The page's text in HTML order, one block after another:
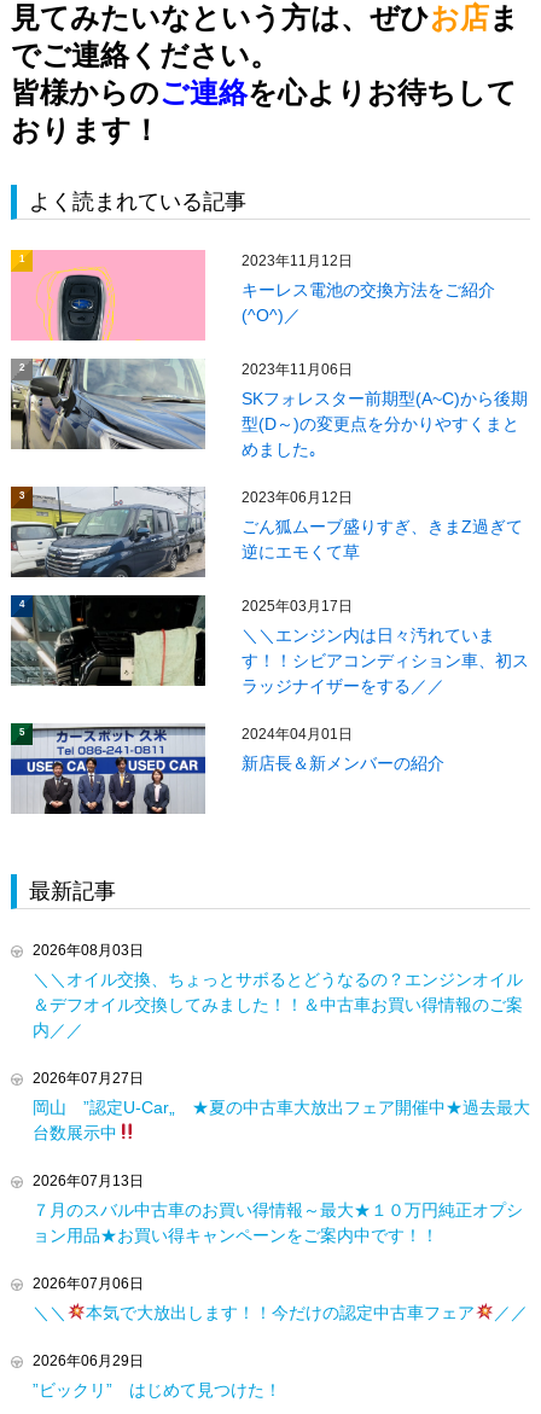
見てみたいなという方は、ぜひお店ま
でご連絡ください。
皆様からのご連絡を心よりお待ちして
おります！
よく読まれている記事
1 2023年11月12日
キーレス電池の交換方法をご紹介
(^O^)／
2 2023年11月06日
SKフォレスター前期型(A~C)から後期
型(D～)の変更点を分かりやすくまと
めました｡
3 2023年06月12日
ごん狐ムーブ盛りすぎ、きまZ過ぎて
逆にエモくて草
4 2025年03月17日
＼＼エンジン内は日々汚れていま
す！！シビアコンディション車、初ス
ラッジナイザーをする／／
5 2024年04月01日
新店長＆新メンバーの紹介
最新記事
2026年08月03日
＼＼オイル交換、ちょっとサボるとどうなるの？エンジンオイル
＆デフオイル交換してみました！！＆中古車お買い得情報のご案
内／／
2026年07月27日
岡山 ”認定U-Car„ ★夏の中古車大放出フェア開催中★過去最大
台数展示中
2026年07月13日
７月のスバル中古車のお買い得情報～最大★１０万円純正オプシ
ョン用品★お買い得キャンペーンをご案内中です！！
2026年07月06日
＼＼ 本気で大放出します！！今だけの認定中古車フェア ／／
2026年06月29日
”ビックリ” はじめて見つけた！